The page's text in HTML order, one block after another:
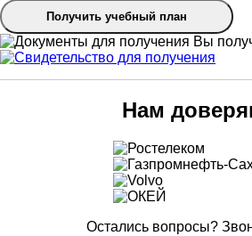
Получить учебный план
Вы
Нам
Остались вопросы?